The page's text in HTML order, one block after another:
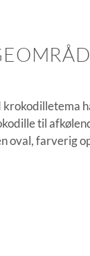
til
oval, farverig